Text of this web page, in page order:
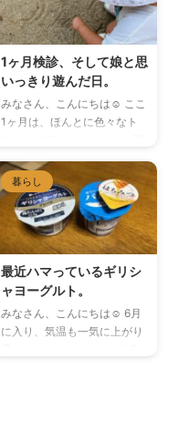
1ヶ月検診、そして娘と思
いっきり遊んだ日。
みなさん、こんにちは☺︎ ここ
1ヶ月は、ほんとに色々なト
し、どれも早めの処置のおか
げで、酷くならずに済んだの
でよかったです◎ そして昨日
は私と息子の1ヶ月検診でし
た。 息子を預け、いつも通り
検尿、体重、血圧測定をし、
先生からの内診を受けまし
戻っており、悪露も落ち着い
ていたので、今日からはこれ
まで通り普通の生活を送って
暮らし
最近ハマっているギリシ
ャヨーグルト。
みなさん、こんにちは☺︎ 6月
に入り、気温も一気に上がり